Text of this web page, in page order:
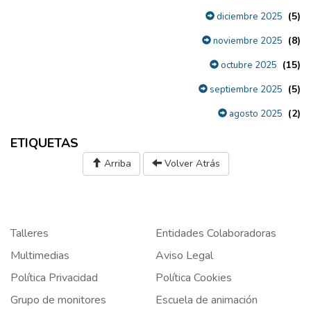
diciembre 2025 (5)
noviembre 2025 (8)
octubre 2025 (15)
septiembre 2025 (5)
agosto 2025 (2)
ETIQUETAS
Arriba Volver Atrás
Talleres
Entidades Colaboradoras
Multimedias
Aviso Legal
Política Privacidad
Política Cookies
Grupo de monitores
Escuela de animación